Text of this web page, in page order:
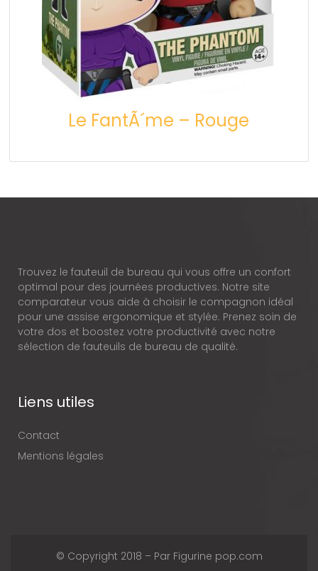
Le FantÃ´me – Rouge
Trouvez le fauteuil de bureau qui vous offre un confort
optimal pour des journées productives. Notre site
comparateur vous aide à choisir le compagnon idéal
pour une assise ergonomique et stylée. Prenez soin de
votre dos et boostez votre productivité avec notre
sélection de fauteuils de bureau de qualité.
Liens utiles
Contact
Mentions légales
© Copyright 2018 – Par Figurine pop.com